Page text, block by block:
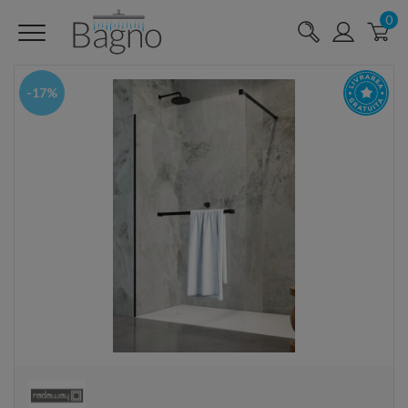
0
-17%